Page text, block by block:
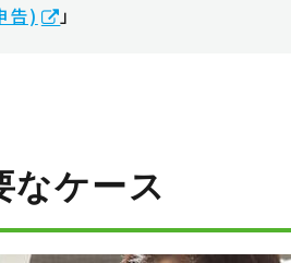
告) 」
なケース